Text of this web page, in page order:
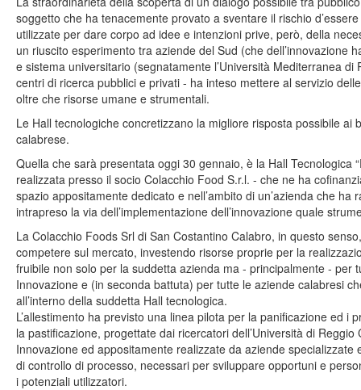
soggetto che ha tenacemente provato a sventare il rischio
utilizzate per dare corpo ad idee e intenzioni prive, però, della
un riuscito esperimento tra aziende del Sud (che dell’innovazione
e sistema universitario (segnatamente l’Università Mediterranea
centri di ricerca pubblici e privati - ha inteso mettere al servizio
oltre che risorse umane e strumentali.
Le Hall tecnologiche concretizzano la migliore risposta possibile ai
calabrese.
Quella che sarà presentata oggi 30 gennaio, è la Hall Tecnologica
realizzata presso il socio Colacchio Food S.r.l. - che ne ha
spazio appositamente dedicato e nell’ambito di un’azienda che
intrapreso la via dell’implementazione dell’innovazione quale
La Colacchio Foods Srl di San Costantino Calabro, in questo
competere sul mercato, investendo risorse proprie per la
fruibile non solo per la suddetta azienda ma - principalmente - per
Innovazione e (in seconda battuta) per tutte le aziende calabresi
all’interno della suddetta Hall tecnologica.
L’allestimento ha previsto una linea pilota per la panificazione ed i
la pastificazione, progettate dai ricercatori dell’Università di
Innovazione ed appositamente realizzate da aziende
di controllo di processo, necessari per sviluppare opportuni e
i potenziali utilizzatori.